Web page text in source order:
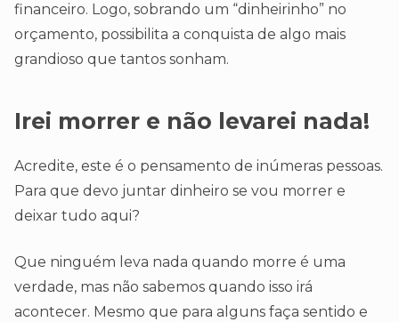
financeiro. Logo, sobrando um “dinheirinho” no
orçamento, possibilita a conquista de algo mais
grandioso que tantos sonham.
Irei morrer e não levarei nada!
Acredite, este é o pensamento de inúmeras pessoas.
Para que devo juntar dinheiro se vou morrer e
deixar tudo aqui?
Que ninguém leva nada quando morre é uma
verdade, mas não sabemos quando isso irá
acontecer. Mesmo que para alguns faça sentido e